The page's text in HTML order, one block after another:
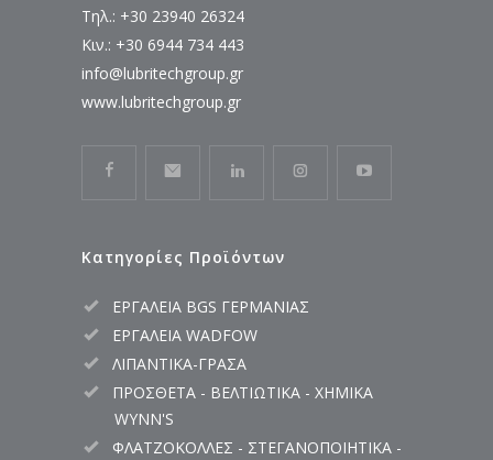
Τηλ.: +30 23940 26324
Κιν.: +30 6944 734 443
info@lubritechgroup.gr
www.lubritechgroup.gr
Κατηγορίες Προϊόντων
ΕΡΓΑΛΕΙΑ BGS ΓΕΡΜΑΝΙΑΣ
ΕΡΓΑΛΕΙΑ WADFOW
ΛΙΠΑΝΤΙΚΑ-ΓΡΑΣΑ
ΠΡΟΣΘΕΤΑ - ΒΕΛΤΙΩΤΙΚΑ - ΧΗΜΙΚΑ
WYNN'S
ΦΛΑΤΖΟΚΟΛΛΕΣ - ΣΤΕΓΑΝΟΠΟΙΗΤΙΚΑ -